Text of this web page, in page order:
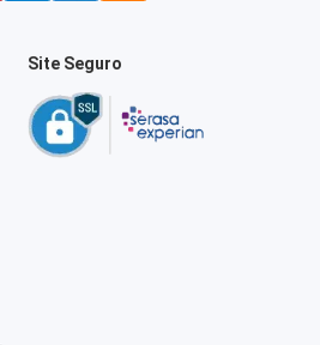
Site Seguro